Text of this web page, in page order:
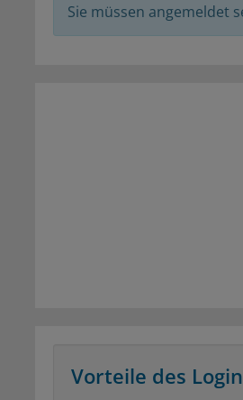
Sie müssen angemeldet
Vorteile des